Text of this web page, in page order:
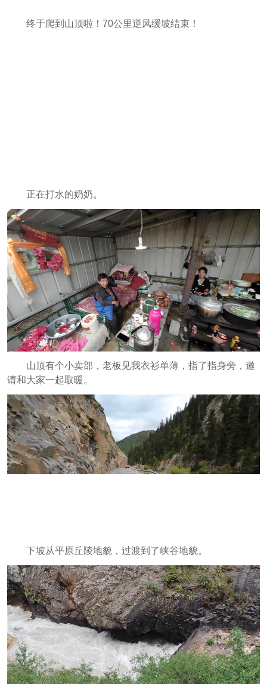
终于爬到山顶啦！70公里逆风缓坡结束！
正在打水的奶奶。
山顶有个小卖部，老板见我衣衫单薄，指了指身旁，邀
请和大家一起取暖。
下坡从平原丘陵地貌，过渡到了峡谷地貌。